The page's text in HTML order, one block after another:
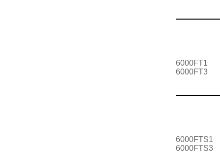
6000FT1
6000FT3
6000FTS1
6000FTS3